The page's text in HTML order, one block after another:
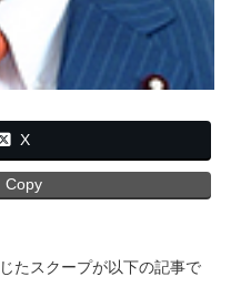
X
Copy
たスクープが以下の記事で